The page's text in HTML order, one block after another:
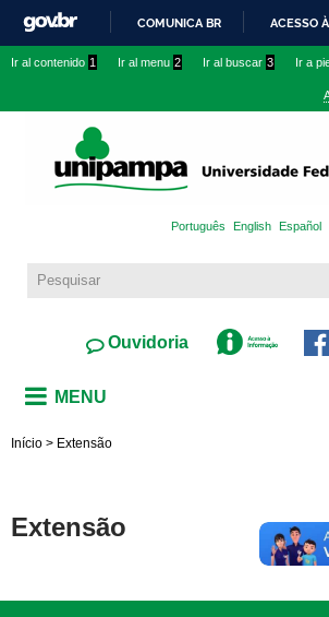
principal
IR
O
COMUNICA BR ACESSO
Ir al contenido 1 Ir al menu 2 Ir al buscar 3 Ir a
Português English Español
Ouvidoria
MENU
Início > Extensão
Extensão